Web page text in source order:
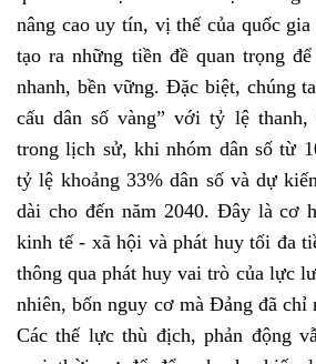
nâng cao uy tín, vị thế của quốc
tạo ra những tiền đề quan trọng
nhanh, bền vững. Đặc biệt, chúng
cấu dân số vàng” với tỷ lệ thanh,
trong lịch sử, khi nhóm dân số từ
tỷ lệ khoảng 33% dân số và dự
dài cho đến năm 2040. Đây là cơ
kinh tế - xã hội và phát huy tối đa
thông qua phát huy vai trò của lực
nhiên, bốn nguy cơ mà Đảng đã chỉ
Các thế lực thù địch, phản động